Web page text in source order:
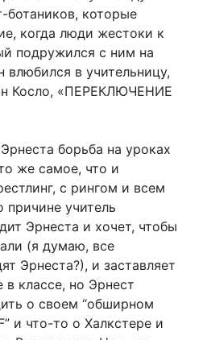
ботаников, которые
когда люди жестоки к
подружился с ним на
влюбился в учительницу,
Косло, «ПЕРЕКЛЮЧЕНИЕ
борьба на уроках
же самое, что и
с рингом и всем
учитель
Эрнеста и хочет, чтобы
(я думаю, все
Эрнеста?), и заставляет
в классе, но Эрнест
о своем “обширном
и что-то о Халкстере и